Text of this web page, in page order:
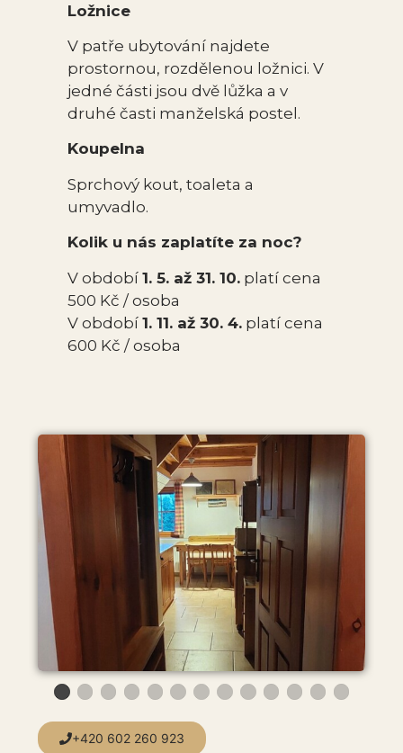
Ložnice
V patře ubytování najdete
prostornou, rozdělenou ložnici. V
jedné části jsou dvě lůžka a v
druhé časti manželská postel.
Koupelna
Sprchový kout, toaleta a
umyvadlo.
Kolik u nás zaplatíte za noc?
V období 1. 5. až 31. 10.platí cena
500 Kč / osoba
V období 1. 11. až 30. 4.platí cena
600 Kč / osoba
+420 602 260 923